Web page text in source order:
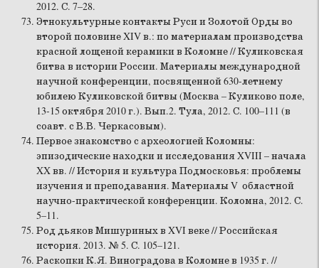
2012. С. 7–28.
Этнокультурные контакты Руси и Золотой Орды во
второй половине XIV в.: по материалам производства
красной лощеной керамики в Коломне // Куликовская
битва в истории России. Материалы международной
научной конференции, посвященной 630-летнему
юбилею Куликовской битвы (Москва – Куликово поле,
13-15 октября 2010 г.). Вып.2. Тула, 2012. С. 100–111 (в
соавт. с В.В. Черкасовым).
Первое знакомство с археологией Коломны:
эпизодические находки и исследования XVIII – начала
XX вв. // История и культура Подмосковья: проблемы
изучения и преподавания. Материалы V областной
научно-практической конференции. Коломна, 2012. С.
5–11.
Род дьяков Мишуриных в XVI веке // Российская
история. 2013. № 5. С. 105–121.
Раскопки К.Я. Виноградова в Коломне в 1935 г. //